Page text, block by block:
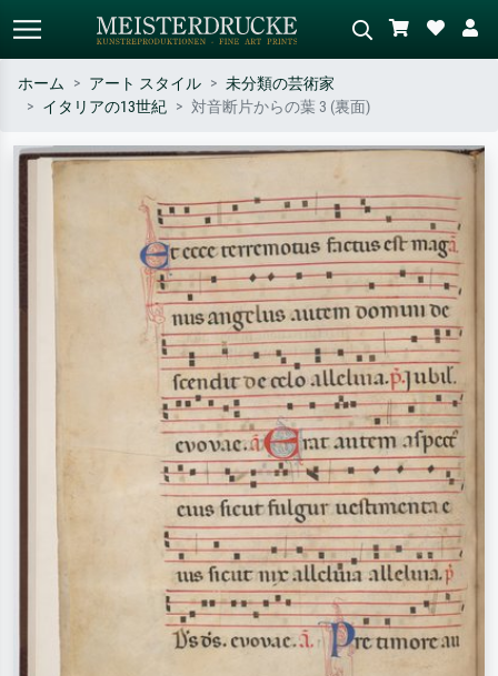
作家名・作品名・スタイルで検索
斎の波、ヌード。
シーンを説明してください – 例：
油絵、木のそばの立ち姿のヌー
ド。
ホーム アート スタイル
未分類の芸術家
イタリアの13世紀
対音断片からの葉 3 (裏面)